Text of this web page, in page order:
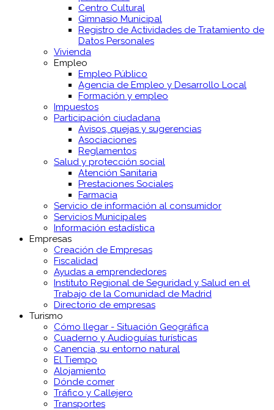
Centro Cultural
Gimnasio Municipal
Registro de Actividades de Tratamiento de
Datos Personales
Vivienda
Empleo
Empleo Público
Agencia de Empleo y Desarrollo Local
Formación y empleo
Impuestos
Participación ciudadana
Avisos, quejas y sugerencias
Asociaciones
Reglamentos
Salud y protección social
Atención Sanitaria
Prestaciones Sociales
Farmacia
Servicio de información al consumidor
Servicios Municipales
Información estadística
Empresas
Creación de Empresas
Fiscalidad
Ayudas a emprendedores
Instituto Regional de Seguridad y Salud en el
Trabajo de la Comunidad de Madrid
Directorio de empresas
Turismo
Cómo llegar - Situación Geográfica
Cuaderno y Audioguías turísticas
Canencia, su entorno natural
El Tiempo
Alojamiento
Dónde comer
Tráfico y Callejero
Transportes